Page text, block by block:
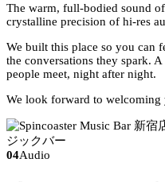
The warm, full-bodied sound
crystalline precision of hi-res
We built this place so you
the conversations they spark.
people meet, night after night.
We look forward to welcoming
04Audio